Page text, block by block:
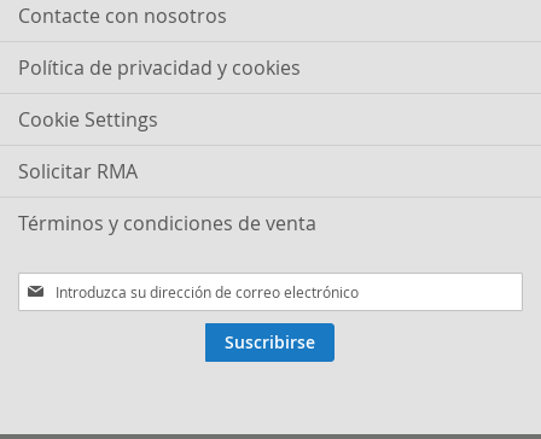
Contacte con nosotros
Política de privacidad y cookies
Cookie Settings
Solicitar RMA
Términos y condiciones de venta
Inscríbase
a
Suscribirse